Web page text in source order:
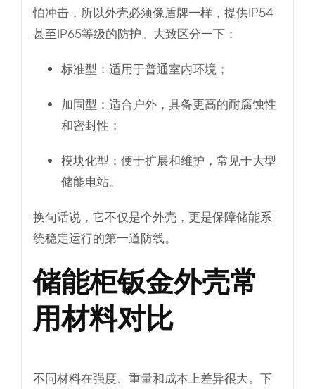
怕冲击，所以外壳必须像盾牌一样，提供IP54
甚至IP65等级的防护。大致区分一下：
标准型 ：适用于普通室内环境；
加固型 ：适合户外，具备更高的耐腐蚀性
和密封性；
模块化型 ：便于扩展和维护，常见于大型
储能电站。
换句话说，它不仅是个外壳，更是保障储能系
统稳定运行的第一道防线。
储能柜钣金外壳常
用材料对比
不同材料在强度、重量和成本上差异很大。下